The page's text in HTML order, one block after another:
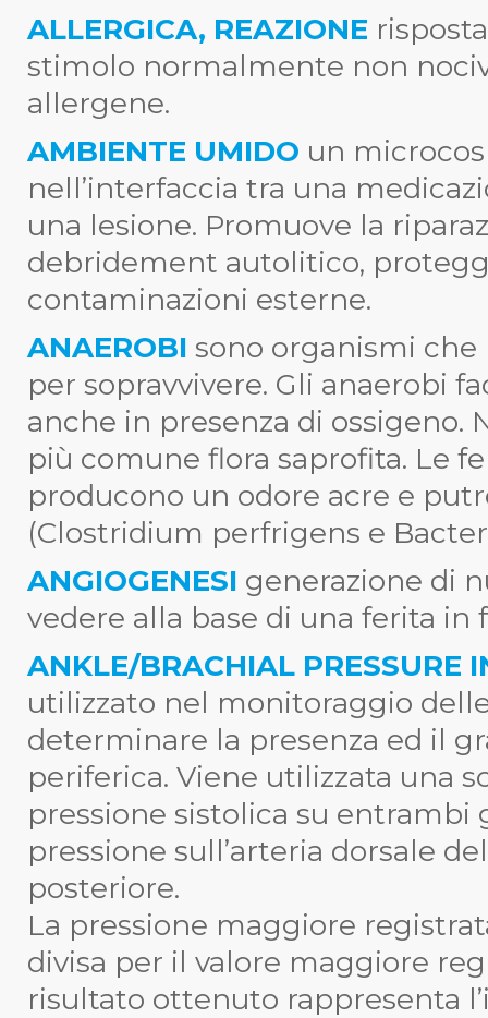
ALLERGICA, REAZIONE
stimolo normalmente non
allergene.
AMBIENTE UMIDO un
nell’interfaccia tra una
una lesione. Promuove la
debridement autolitico,
contaminazioni esterne.
ANAEROBI sono organismi che
per sopravvivere. Gli anaerobi
anche in presenza di ossigeno.
più comune flora saprofita. Le
producono un odore acre e
(Clostridium perfrigens e
ANGIOGENESI generazione di
vedere alla base di una ferita in
ANKLE/BRACHIAL PRESSURE
utilizzato nel monitoraggio
determinare la presenza ed il
periferica. Viene utilizzata una
pressione sistolica su entrambi
pressione sull’arteria dorsale
posteriore.
La pressione maggiore
divisa per il valore maggiore
risultato ottenuto rappresenta